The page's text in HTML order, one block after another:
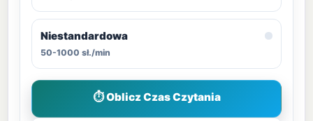
Niestandardowa
50-1000 sł./min
⏱ Oblicz Czas Czytania